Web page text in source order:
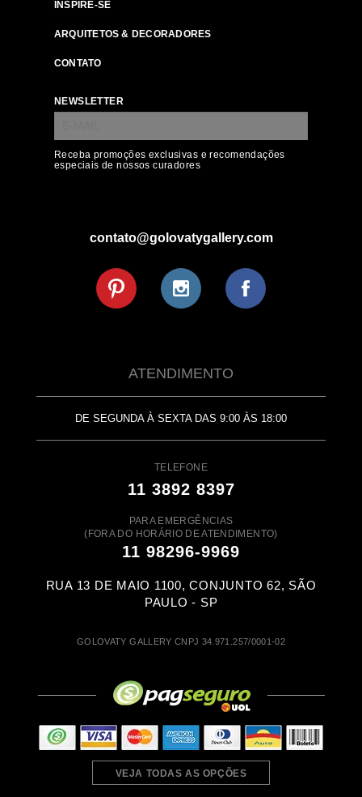
INSPIRE-SE
ARQUITETOS & DECORADORES
CONTATO
NEWSLETTER
Receba promoções exclusivas e recomendações
especiais de nossos curadores
contato@golovatygallery.com
ATENDIMENTO
DE SEGUNDA À SEXTA DAS 9:00 ÀS 18:00
TELEFONE
11 3892 8397
PARA EMERGÊNCIAS
(FORA DO HORÁRIO DE ATENDIMENTO)
11 98296-9969
RUA 13 DE MAIO 1100, CONJUNTO 62, SÃO
PAULO - SP
GOLOVATY GALLERY CNPJ 34.971.257/0001-02
VEJA TODAS AS OPÇÕES